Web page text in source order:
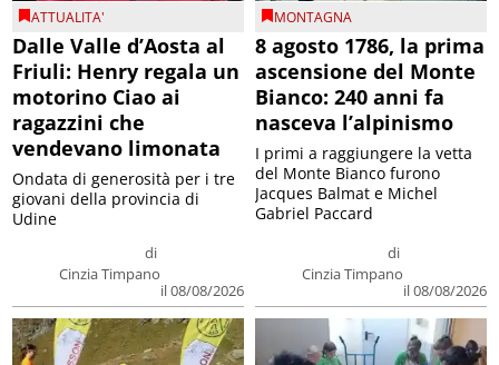
ATTUALITA'
Dalle Valle d’Aosta al
Friuli: Henry regala un
motorino Ciao ai
ragazzini che
vendevano limonata
di
Cinzia Timpano
il 08/08/2026
Ondata di generosità per i tre
giovani della provincia di
Udine
MONTAGNA
8 agosto 1786, la prima
ascensione del Monte
Bianco: 240 anni fa
nasceva l’alpinismo
di
Cinzia Timpano
il 08/08/2026
I primi a raggiungere la vetta
del Monte Bianco furono
Jacques Balmat e Michel
Gabriel Paccard